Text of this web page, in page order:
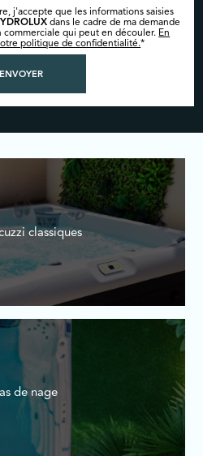
j'accepte que les informations saisies
dans le cadre de ma demande
qui peut en découler. En
politique de confidentialité.*
classiques
de nage